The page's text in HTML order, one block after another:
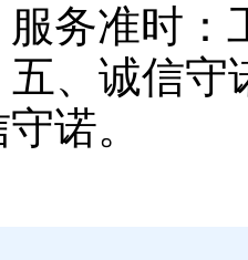
务准时：
五、诚信
诺。